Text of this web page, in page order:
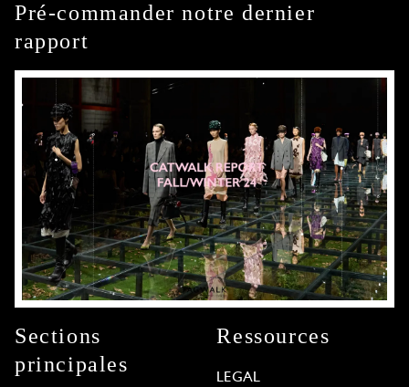
Pré-commander notre dernier
rapport
Sections
principales
Ressources
LEGAL